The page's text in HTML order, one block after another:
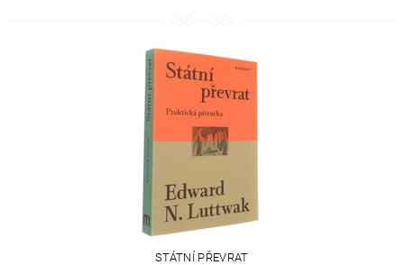
STÁTNÍ PŘEVRAT